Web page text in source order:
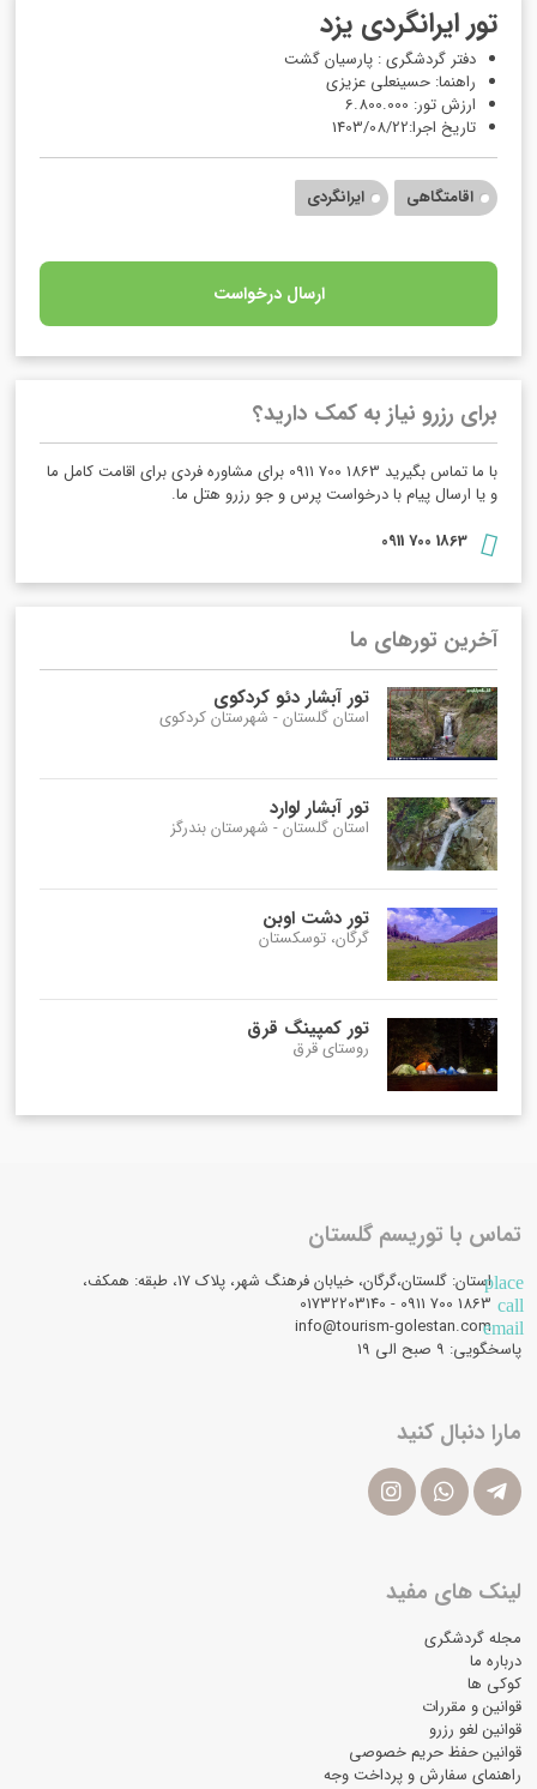
تور ایرانگردی یزد
دفتر گردشگری : پارسیان گشت
راهنما: حسینعلی عزیزی
ارزش تور: 6.800.000
تاریخ اجرا:1403/08/22
اقامتگاهی ایرانگردی
ارسال درخواست
برای رزرو نیاز به کمک دارید؟
با ما تماس بگیرید 1863 700 0911 برای مشاوره فردی برای اقامت کامل ما
و یا ارسال پیام با درخواست پرس و جو رزرو هتل ما.
1863 700 0911
آخرین تورهای ما
تور آبشار دئو کردکوی
استان گلستان - شهرستان کردکوی
تور آبشار لوارد
استان گلستان - شهرستان بندرگز
تور دشت اوبن
گرگان، توسکستان
تور کمپینگ قرق
روستای قرق
تماس با توریسم گلستان
placeاستان: گلستان،گرگان، خیابان فرهنگ شهر، پلاک 17، طبقه: همکف،
call
email
info@tourism-golestan.com
پاسخگویی: ۹ صبح الی 19
مارا دنبال کنید
لینک های مفید
مجله گردشگری
درباره ما
کوکی ها
قوانین و مقررات
قوانین لغو رزرو
قوانین حفظ حریم خصوصی
راهنمای سفارش و پرداخت وجه